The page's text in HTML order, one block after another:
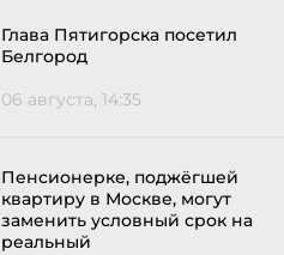
Глава Пятигорска посетил
Белгород
06 августа, 14:35
Пенсионерке, поджёгшей
квартиру в Москве, могут
заменить условный срок на
реальный